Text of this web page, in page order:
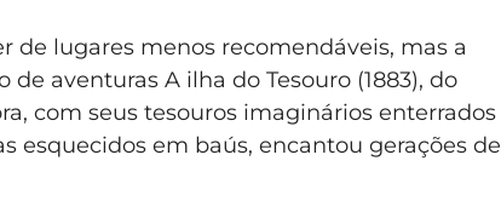
de lugares menos recomendáveis, mas a
aventuras A ilha do Tesouro (1883), do
com seus tesouros imaginários enterrados
esquecidos em baús, encantou gerações de